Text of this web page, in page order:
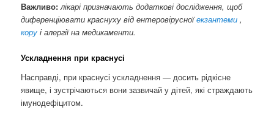
Важливо:лікарі призначають додаткові дослідження, щоб
диференціювати краснуху від ентеровірусноїекзантеми,
коруі алергії на медикаменти.
Ускладнення при краснусі
Насправді, при краснусі ускладнення — досить рідкісне
явище, і зустрічаються вони зазвичай у дітей, які страждають
імунодефіцитом.